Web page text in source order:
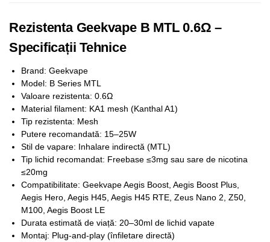
Rezistenta Geekvape B MTL 0.6Ω –
Specificații Tehnice
Brand: Geekvape
Model: B Series MTL
Valoare rezistenta: 0.6Ω
Material filament: KA1 mesh (Kanthal A1)
Tip rezistenta: Mesh
Putere recomandată: 15–25W
Stil de vapare: Inhalare indirectă (MTL)
Tip lichid recomandat: Freebase ≤3mg sau sare de nicotina
≤20mg
Compatibilitate: Geekvape Aegis Boost, Aegis Boost Plus,
Aegis Hero, Aegis H45, Aegis H45 RTE, Zeus Nano 2, Z50,
M100, Aegis Boost LE
Durata estimată de viață: 20–30ml de lichid vapate
Montaj: Plug-and-play (înfiletare directă)